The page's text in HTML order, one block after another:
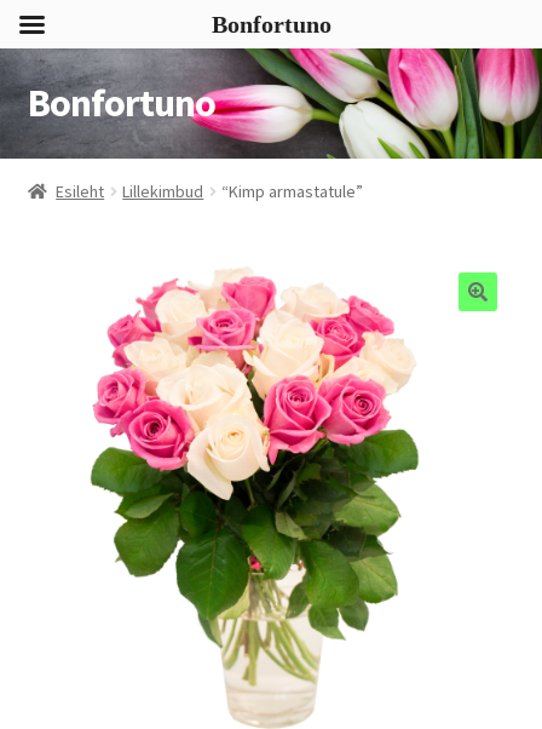
Liigu
navigeerimisele
Liigu
sisu
juurde
Bonfortuno
Esileht Lillekimbud “Kimp armastatule”
Bonfortuno